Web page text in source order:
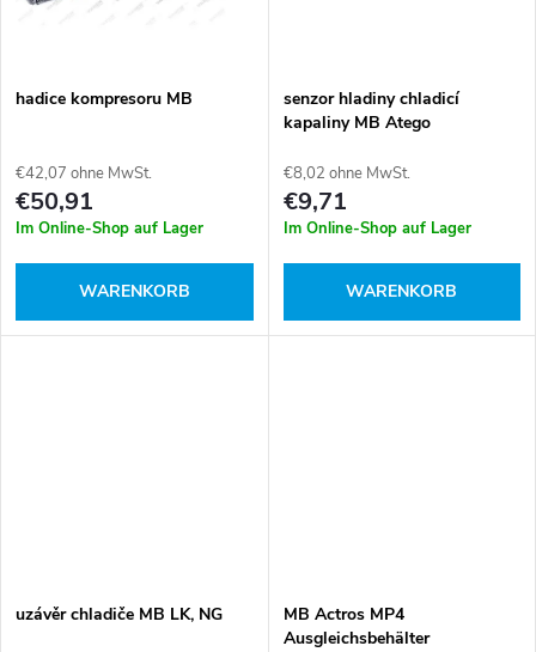
r
u
g
k
t
e
hadice kompresoru MB
€42,07 ohne MwSt.
€50,91
Im Online-Shop auf Lager
WARENKORB
senzor hladiny chladicí
kapaliny MB Atego
€8,02 ohne MwSt.
€9,71
Im Online-Shop auf Lager
WARENKORB
uzávěr chladiče MB LK, NG
MB Actros MP4
Ausgleichsbehälter